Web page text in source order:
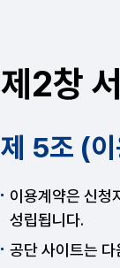
제2창
제 5조 (
이용계약은 신청
성립됩니다.
공단 사이트는